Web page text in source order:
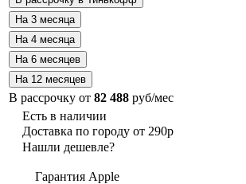
В рассрочку от 82 488 руб/мес
Есть в наличии
Доставка по городу от 290р
Нашли дешевле?
Гарантия Apple